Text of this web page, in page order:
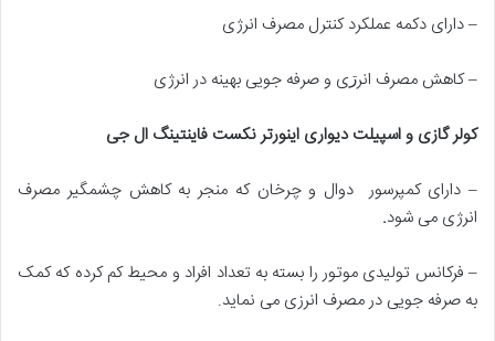
– دارای دکمه عملکرد کنترل مصرف انرژی
– کاهش مصرف انرڗی و صرفه جویی بهینه در انرژی
کولر گازی و اسپیلت دیواری اینورتر نکست فاینتینگ ال جی
– دارای کمپرسور دوال و چرخان که منجر به کاهش چشمگیر مصرف
انرژی می شود.
– فرکانس تولیدی موتور را بسته به تعداد افراد و محیط کم کرده که کمک
به صرفه جویی در مصرف انرزی می نماید.